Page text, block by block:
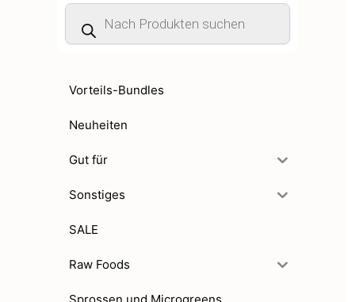
Products
search
Vorteils-Bundles
Neuheiten
Gut für
Sonstiges
SALE
Raw Foods